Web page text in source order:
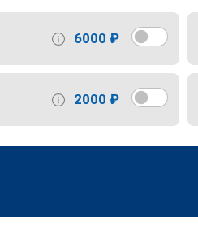
6000 ₽
2000 ₽